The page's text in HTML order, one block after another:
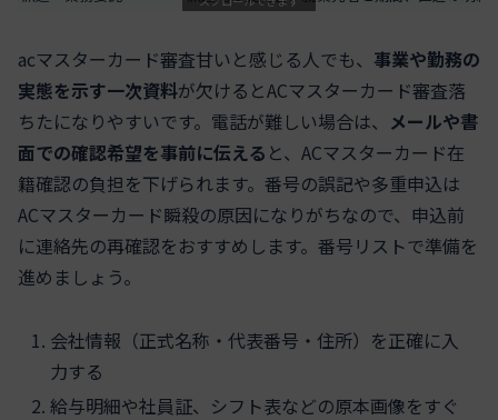
acマスターカード審査甘いと感じる人でも、 事業や勤務の
実態を示す一次資料が欠けるとACマスターカード審査落
ちたになりやすいです。電話が難しい場合は、
メールや書
面での確認希望を事前に伝える と、ACマスターカード在
籍確認の負担を下げられます。番号の誤記や多重申込は
ACマスターカード瞬殺の原因になりがちなので、申込前
に連絡先の再確認をおすすめします。番号リストで準備を
進めましょう。
会社情報（正式名称・代表番号・住所）を正確に入
力する
給与明細や社員証、シフト表などの原本画像をすぐ